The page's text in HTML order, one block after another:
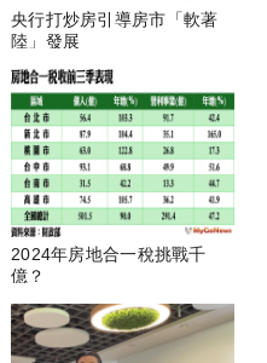
央行打炒房引導房市「軟著
陸」發展
2024年房地合一稅挑戰千
億？